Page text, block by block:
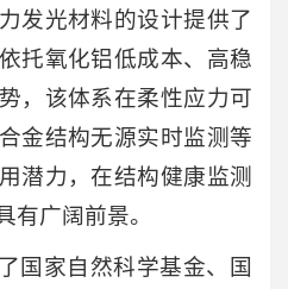
发光材料的设计提供了
托氧化铝低成本、高稳
，该体系在柔性应力可
金结构无源实时监测等
潜力，在结构健康监测
广阔前景。
国家自然科学基金、国